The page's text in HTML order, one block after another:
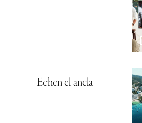
Echen el ancla